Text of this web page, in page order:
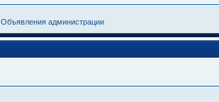
Объявления администрации